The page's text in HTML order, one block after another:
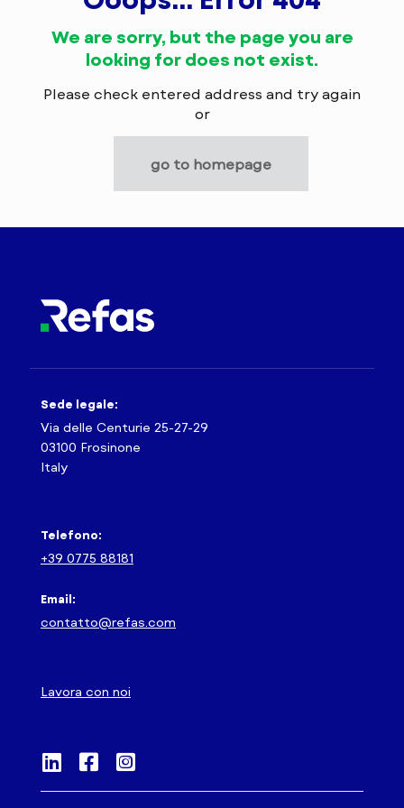
We are sorry, but the page you are
looking for does not exist.
Please check entered address and try again
or
go to homepage
Sede legale:
Via delle Centurie 25-27-29
03100 Frosinone
Italy
Telefono:
+39 0775 88181
Email:
contatto@refas.com
Lavora con noi